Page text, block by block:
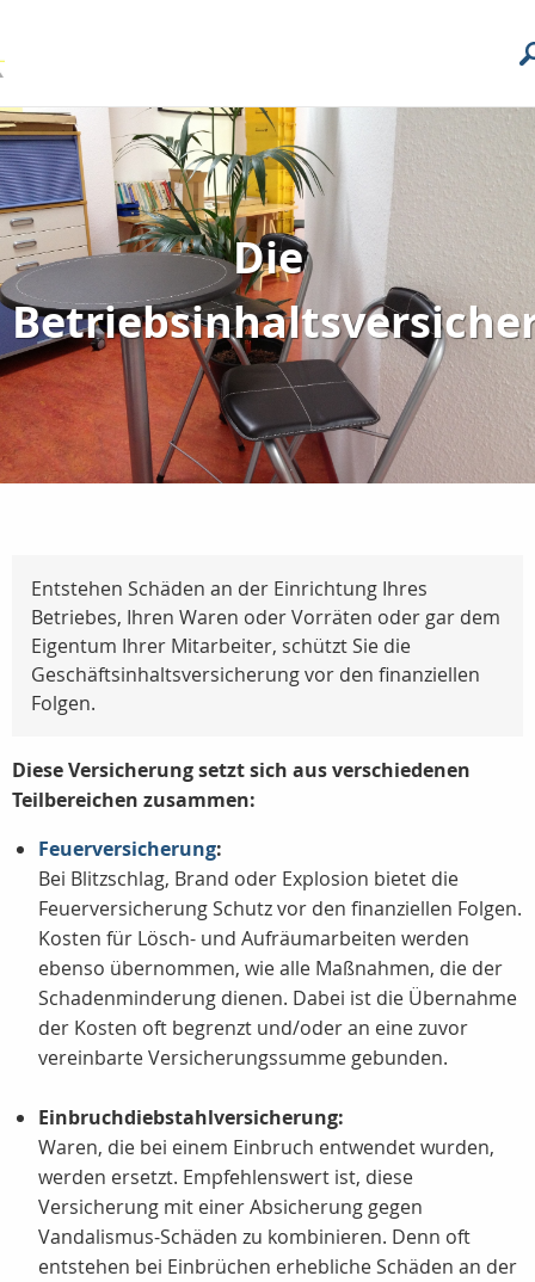
Die
Entstehen Schäden an der Einrichtung Ihres
Betriebes, Ihren Waren oder Vorräten oder gar dem
Eigentum Ihrer Mitarbeiter, schützt Sie die
Geschäftsinhaltsversicherung vor den finanziellen
Folgen.
Diese Versicherung setzt sich aus verschiedenen
Teilbereichen zusammen:
Feuerversicherung:
Bei Blitzschlag, Brand oder Explosion bietet die
Feuerversicherung Schutz vor den finanziellen Folgen.
Kosten für Lösch- und Aufräumarbeiten werden
ebenso übernommen, wie alle Maßnahmen, die der
Schadenminderung dienen. Dabei ist die Übernahme
der Kosten oft begrenzt und/oder an eine zuvor
vereinbarte Versicherungssumme gebunden.
Einbruchdiebstahlversicherung:
Waren, die bei einem Einbruch entwendet wurden,
werden ersetzt. Empfehlenswert ist, diese
Versicherung mit einer Absicherung gegen
Vandalismus-Schäden zu kombinieren. Denn oft
entstehen bei Einbrüchen erhebliche Schäden an der